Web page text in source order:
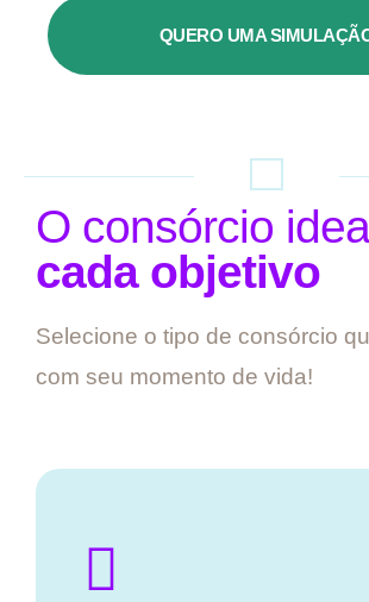
QUERO UMA
O consórcio
cada objetivo
Selecione o tipo de consórcio
com seu momento de vida!